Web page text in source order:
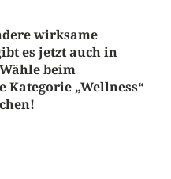
wirksame
es jetzt auch in
beim
„Wellness“